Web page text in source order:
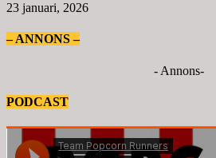
23 januari, 2026
– ANNONS –
- Annons-
PODCAST